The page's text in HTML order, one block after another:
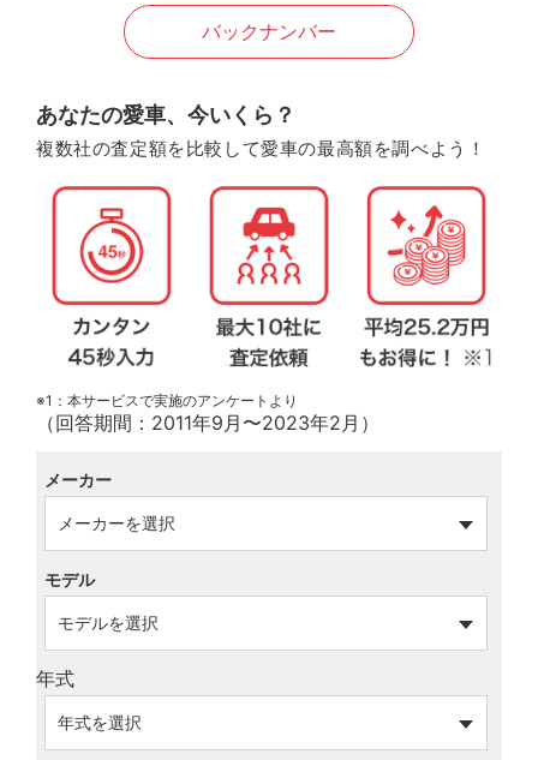
バックナンバー
あなたの愛車、今いくら？
複数社の査定額を比較して愛車の最高額を調べよう！
※1：本サービスで実施のアンケートより
（回答期間：2011年9月〜2023年2月）
メーカー
モデル
年式